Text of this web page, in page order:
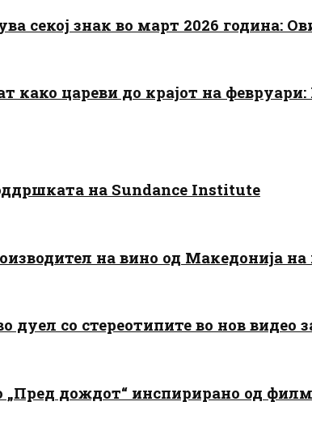
секој знак во март 2026 година:
како цареви до крајот на
на Sundance Institute
на вино од Македонија
дуел со стереотипите во нов видео
„Пред дождот“ инспирирано од